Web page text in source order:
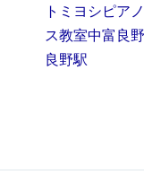
トミヨシピア
ス教室中富良
良野駅